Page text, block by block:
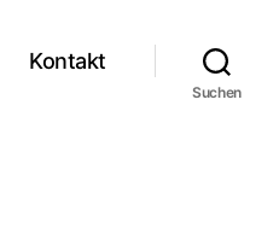
Kontakt
Suchen